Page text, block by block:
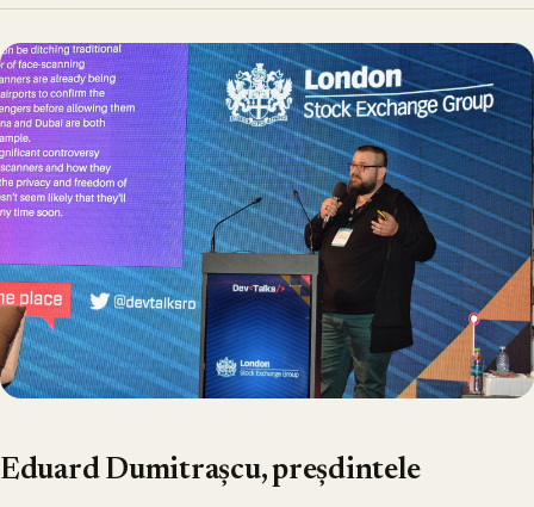
Eduard Dumitrașcu, preșdintele